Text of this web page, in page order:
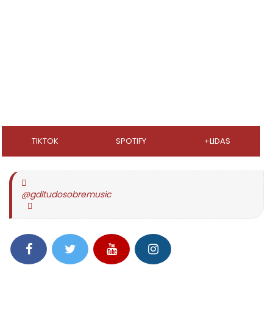
TIKTOK SPOTIFY +LIDAS
@gdltudosobremusic